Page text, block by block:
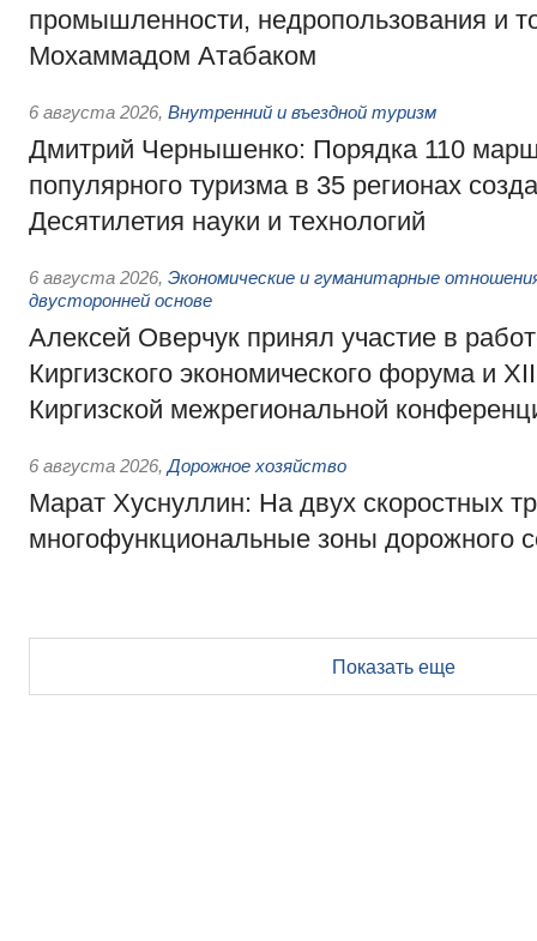
промышленности, недропользования и
Мохаммадом Атабаком
6 августа 2026, Внутренний и въездной туризм
Дмитрий Чернышенко: Порядка 110
популярного туризма в 35 регионах
Десятилетия науки и технологий
6 августа 2026, Экономические и гуманитарные
двусторонней основе
Алексей Оверчук принял участие в
Киргизского экономического форума и
Киргизской межрегиональной
6 августа 2026, Дорожное хозяйство
Марат Хуснуллин: На двух скоростных
многофункциональные зоны дорожного
Показать еще